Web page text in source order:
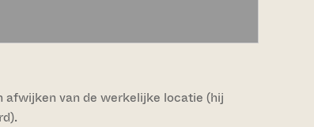
afwijken van de werkelijke locatie (hij